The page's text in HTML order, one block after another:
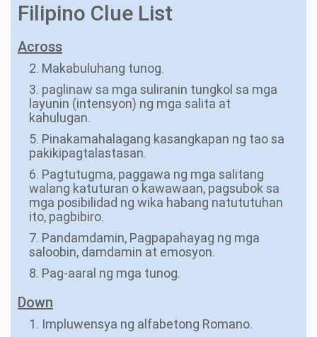
Filipino Clue List
Across
2. Makabuluhang tunog.
3. paglinaw sa mga suliranin tungkol sa mga
layunin (intensyon) ng mga salita at
kahulugan.
5. Pinakamahalagang kasangkapan ng tao sa
pakikipagtalastasan.
6. Pagtutugma, paggawa ng mga salitang
walang katuturan o kawawaan, pagsubok sa
mga posibilidad ng wika habang natututuhan
ito, pagbibiro.
7. Pandamdamin, Pagpapahayag ng mga
saloobin, damdamin at emosyon.
8. Pag-aaral ng mga tunog.
Down
1. Impluwensya ng alfabetong Romano.